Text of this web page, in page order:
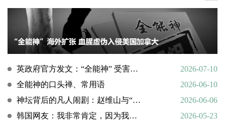
英政府官方发文：“全能神” 受害说辞不实，英国拒为邪教提供庇护
2026-07-10
全能神的口头禅、常用语
2026-06-10
神坛背后的凡人闹剧：赵维山与“女基督”杨向斌的隐秘家庭史
2026-06-06
韩国网友：我非常肯定，因为我亲眼所见。
2026-05-23